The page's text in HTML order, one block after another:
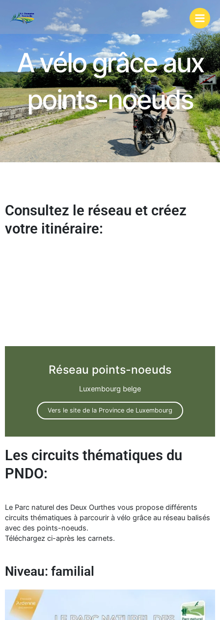
contenu
A vélo grâce aux
points-noeuds
Consultez le réseau et créez
votre itinéraire:
Réseau points-noeuds
Luxembourg belge
Vers le site de la Province de Luxembourg
Les circuits thématiques du
PNDO:
Le Parc naturel des Deux Ourthes vous propose différents
circuits thématiques à parcourir à vélo grâce au réseau balisés
avec des points-noeuds.
Téléchargez ci-après les carnets.
Niveau: familial